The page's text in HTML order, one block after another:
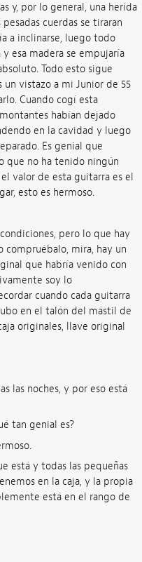
y, por lo general, una herida
cuerdas se tiraran
a inclinarse, luego todo
esa madera se empujaría
Todo esto sigue
vistazo a mi Junior de 55
Cuando cogí esta
habían dejado
en la cavidad y luego
Es genial que
que no ha tenido ningún
valor de esta guitarra es el
esto es hermoso.
pero lo que hay
compruébalo, mira, hay un
que habría venido con
soy lo
cuando cada guitarra
en el talón del mástil de
originales, llave original
las noches, y por eso está
tan genial es?
está y todas las pequeñas
en la caja, y la propia
está en el rango de